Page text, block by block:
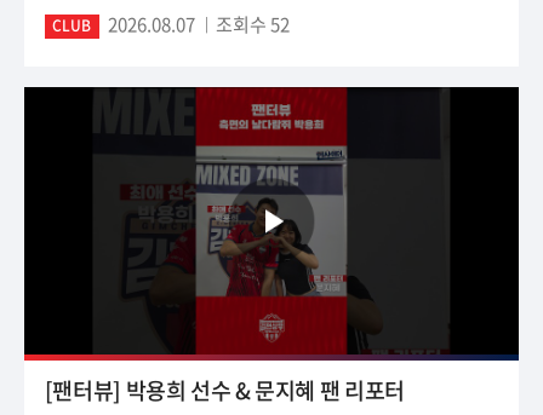
CLUB 2026.08.07 조회수 52
[팬터뷰] 박용희 선수 & 문지혜 팬 리포터